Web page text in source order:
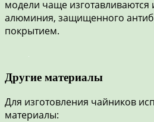
модели чаще изготавливаются
алюминия, защищенного
покрытием.
Другие материалы
Для изготовления чайников
материалы: